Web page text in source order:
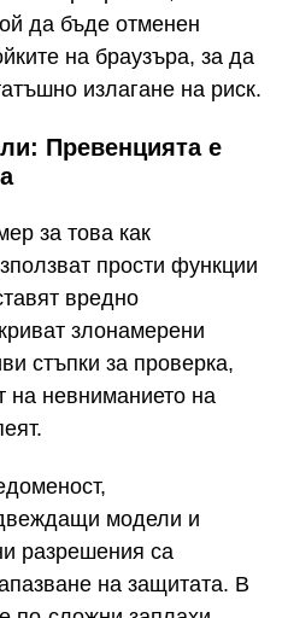
да бъде отменен
на браузъра, за да
излагане на риск.
Превенцията е
за това как
прости функции
вредно
злонамерени
стъпки за проверка,
на невниманието на
модели и
разрешения са
на защитата. В